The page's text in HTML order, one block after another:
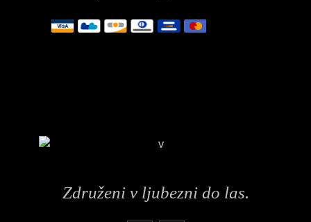
Združeni v ljubezni do las.